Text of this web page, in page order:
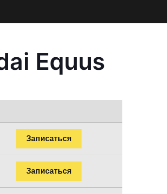
Equus
Записаться
Записаться